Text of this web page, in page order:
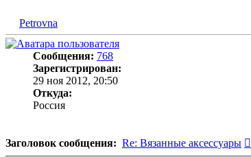
Petrovna
Сообщения: 768
Зарегистрирован:
29 ноя 2012, 20:50
Откуда:
Россия
Заголовок сообщения: Re: Вязанные аксессуары